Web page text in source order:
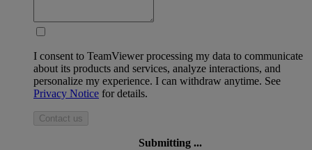
I consent to TeamViewer processing my data to communicate
about its products and services, analyze interactions, and
personalize my experience. I can withdraw anytime. See
Privacy Notice for details.
Contact us
Submitting ...